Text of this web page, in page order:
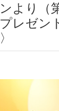
より（
レゼン